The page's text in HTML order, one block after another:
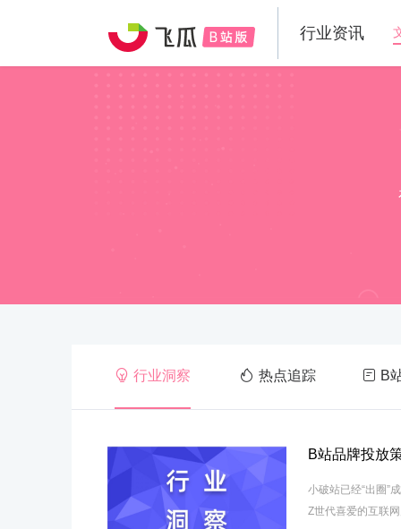
行业资讯
行业洞察 热点追踪 B
B站品牌投放
小破站已经“出圈”
Z世代喜爱的互联